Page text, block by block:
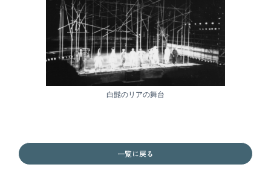
白髭のリアの舞台
一覧に戻る